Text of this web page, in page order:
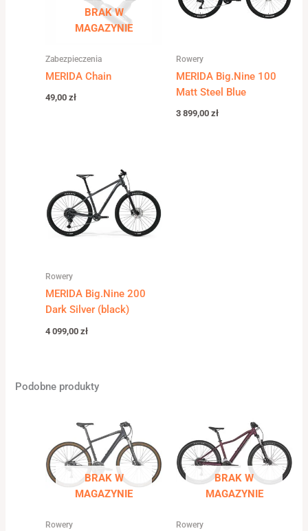
BRAK W
MAGAZYNIE
Zabezpieczenia
MERIDA Chain
49,00zł
Rowery
MERIDA Big.Nine 100
Matt Steel Blue
3 899,00 zł
Rowery
MERIDA Big.Nine 200
Dark Silver (black)
4 099,00zł
Podobne produkty
BRAK W
MAGAZYNIE
Rowery
BRAK W
MAGAZYNIE
Rowery